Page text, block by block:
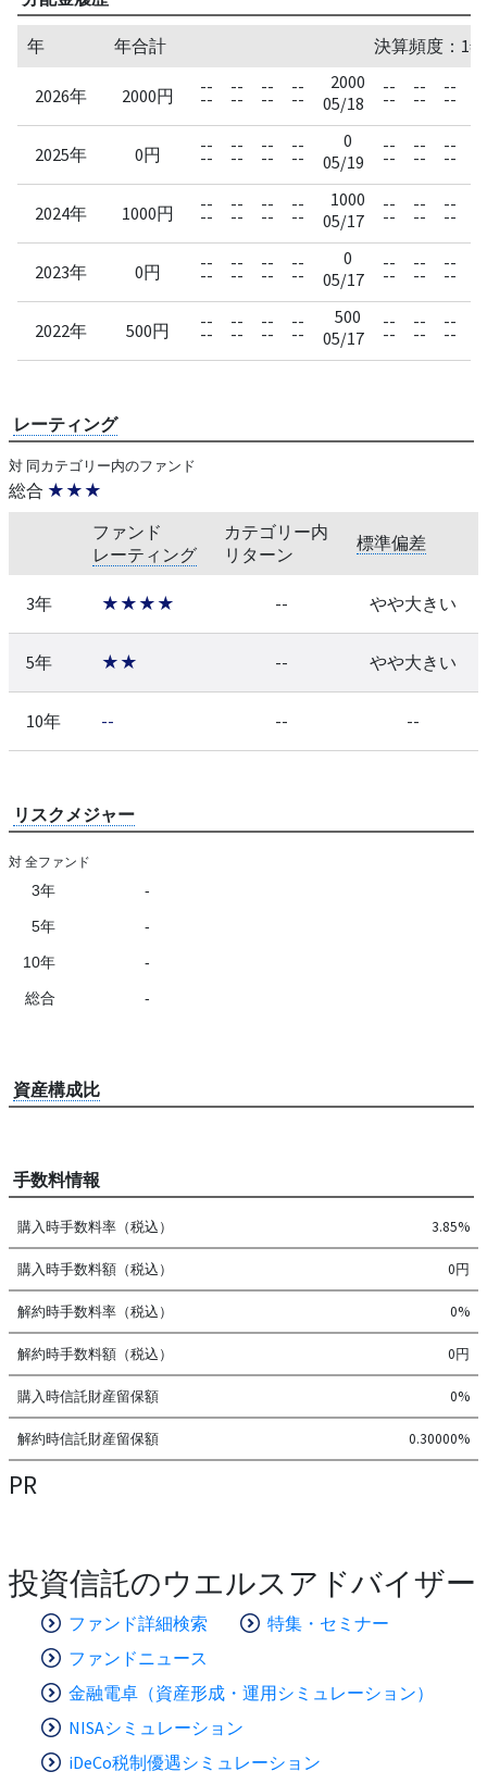
年 年合計 決算頻度：1
2026年 2000円 --
--
--
--
--
--
--
--
2000
05/18
--
--
--
--
--
--
2025年 0円 --
--
--
--
--
--
--
--
0
05/19
--
--
--
--
--
--
2024年 1000円 --
--
--
--
--
--
--
--
1000
05/17
--
--
--
--
--
--
2023年 0円 --
--
--
--
--
--
--
--
0
05/17
--
--
--
--
--
--
2022年 500円 --
--
--
--
--
--
--
--
500
05/17
--
--
--
--
--
--
レーティング
対 同カテゴリー内のファンド
総合 ★★★
ファンド
レーティング
カテゴリー内
リターン
標準偏差
3年 ★★★★ -- やや大きい
5年 ★★ -- やや大きい
10年 -- -- --
リスクメジャー
対 全ファンド
3年 -
5年 -
10年 -
総合 -
資産構成比
手数料情報
購入時手数料率（税込） 3.85%
購入時手数料額（税込） 0円
解約時手数料率（税込） 0%
解約時手数料額（税込） 0円
購入時信託財産留保額 0%
解約時信託財産留保額 0.30000%
PR
投資信託のウエルスアドバイザー
ファンド詳細検索
特集・セミナー
ファンドニュース
金融電卓（資産形成・運用シミュレーション）
NISAシミュレーション
iDeCo税制優遇シミュレーション